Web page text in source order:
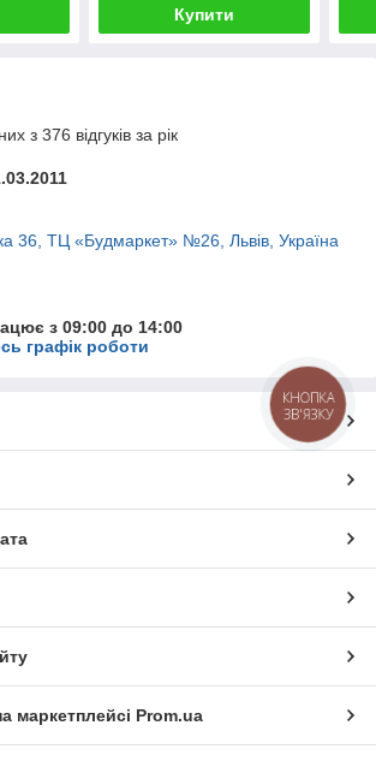
Купити
з 376 відгуків за рік
36, ТЦ «Будмаркет» №26, Львів, Україна
з 09:00 до 14:00
графік роботи
маркетплейсі Prom.ua
КНОПКА
ЗВ'ЯЗКУ